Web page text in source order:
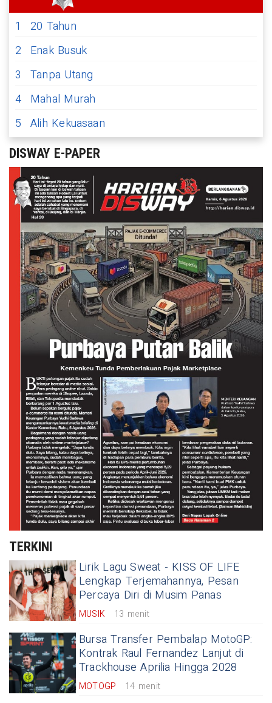
1
20 Tahun
2
Enak Busuk
3
Tanpa Utang
4 Mahal Murah
5 Alih Kekuasaan
DISWAY E-PAPER
TERKINI
Lirik Lagu Sweat - KISS OF LIFE
Lengkap Terjemahannya, Pesan
Percaya Diri di Musim Panas
MUSIK 13 menit
Bursa Transfer Pembalap MotoGP:
Kontrak Raul Fernandez Lanjut di
Trackhouse Aprilia Hingga 2028
MOTOGP 14 menit